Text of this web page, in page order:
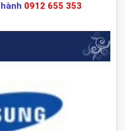
0912 655 353